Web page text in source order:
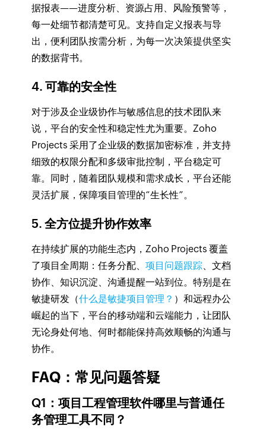
据报表——进度分析、资源占用、风险预警等，
每一处细节都清楚可见。支持自定义报表与导
出，便利团队按需分析，为每一次决策提供坚实
的数据背书。
4. 可靠的安全性
对于涉及企业级协作与敏感信息的技术团队来
说，平台的安全性和稳定性尤为重要。Zoho
Projects 采用了企业级的数据加密标准，并支持
细致的权限分配和多级审批控制，平台稳定可
靠。同时，随着团队规模和需求成长，平台还能
灵活扩展，保障项目管理的“生长性”。
5. 全方位提升协作效率
在持续扩展的功能生态内，Zoho Projects 覆盖
了项目全周期：任务分配、 项目问题跟踪、文档
协作、知识沉淀、沟通提醒一站到位。特别是在
敏捷研发（什么是敏捷项目管理？ ）和远程办公
崛起的当下，平台的移动端和云端能力，让团队
无论身处何地、何时都能保持高效顺畅的沟通与
协作。
FAQ：常见问题答疑
Q1：项目工程管理软件哪里与普通任
务管理工具不同？